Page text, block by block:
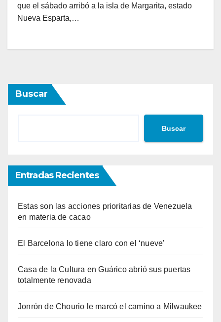
que el sábado arribó a la isla de Margarita, estado
Nueva Esparta,…
Buscar
Buscar
Entradas Recientes
Estas son las acciones prioritarias de Venezuela
en materia de cacao
El Barcelona lo tiene claro con el ‘nueve’
Casa de la Cultura en Guárico abrió sus puertas
totalmente renovada
Jonrón de Chourio le marcó el camino a Milwaukee